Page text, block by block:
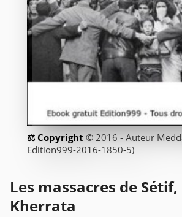
© 2016 - Auteur
Edition999-2016-1850-5)
Les massacres de
Kherrata